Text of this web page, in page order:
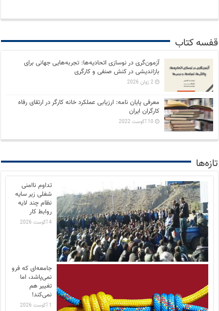
قفسه کتاب
آزمون‌گری در نوسازی اتحادیه‌ها: تجربه‌هایی جهانی برای
بازاندیشی در کنش صنفی و کارگری
2 ژوئن 2026
معرفی پایان نامه: ارزیابی عملکرد خانه کارگر در ارتقای رفاه
کارگران ایران
10 آگوست 2022
تازه‌ها
تداوم ناامنی
شغلی زیر سایه
نظام چند لایه
روابط کار
4 آگوست 2026
جامعه‌ای که فرو
نمی‌پاشد، اما
تغییر هم
نمی‌کند!
1 آگوست 2026